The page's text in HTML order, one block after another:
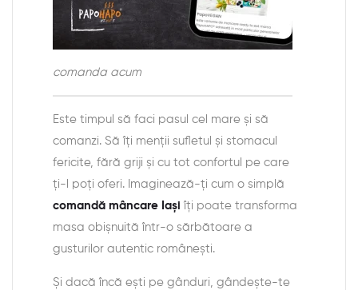
comanda acum
Este timpul să faci pasul cel mare și să
comanzi. Să îți menții sufletul și stomacul
fericite, fără griji și cu tot confortul pe care
ți-l poți oferi. Imaginează-ți cum o simplă
comandă mâncare Iași îți poate transforma
masa obișnuită într-o sărbătoare a
gusturilor autentic românești.
Și dacă încă ești pe gânduri, gândește-te